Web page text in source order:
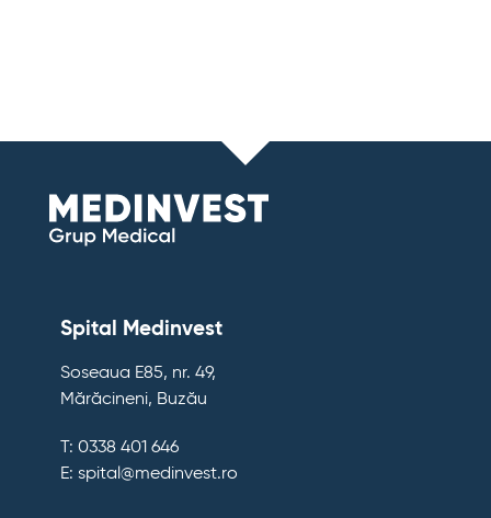
Spital Medinvest
Soseaua E85, nr. 49,
Mărăcineni, Buzău
T: 0338 401 646
E: spital@medinvest.ro